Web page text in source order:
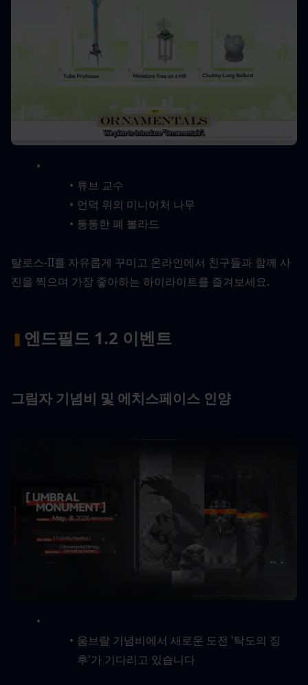
튜브 교수
언덕 위의 미니어처 나무
통통한 폐 볼라드
탈로스-II를 자유롭게 꾸미고 온라인에서 친구들과 함께 사
진을 찍으며 가장 좋아하는 하이라이트를 즐겨보세요.
엔드필드 1.2 이벤트
그림자 기념비 및 에치스페이스 인양
움브랄 기념비에서 새로운 도전 '탁도의 징
후'가 기다리고 있습니다